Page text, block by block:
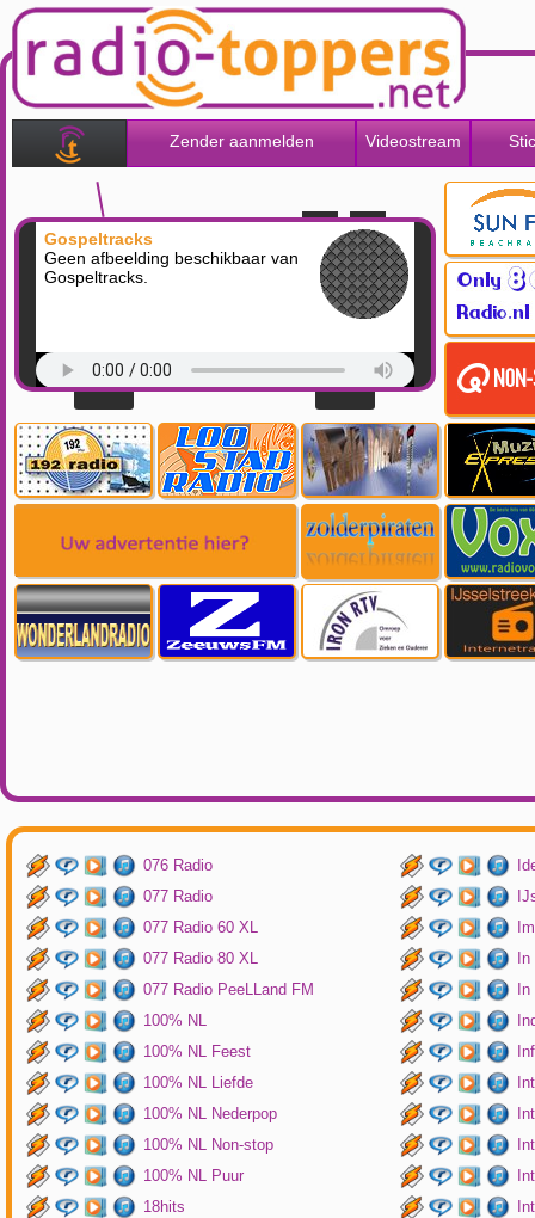
Zender aanmelden Videostream
Gospeltracks
Geen afbeelding beschikbaar van
Gospeltracks.
076 Radio
077 Radio
077 Radio 60 XL
077 Radio 80 XL
077 Radio PeeLLand FM
100% NL
100% NL Feest
100% NL Liefde
100% NL Nederpop
100% NL Non-stop
100% NL Puur
18hits